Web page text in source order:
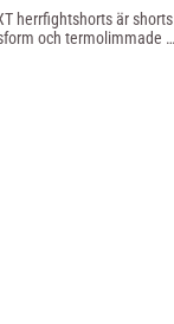
herrfightshorts är shorts
och termolimmade